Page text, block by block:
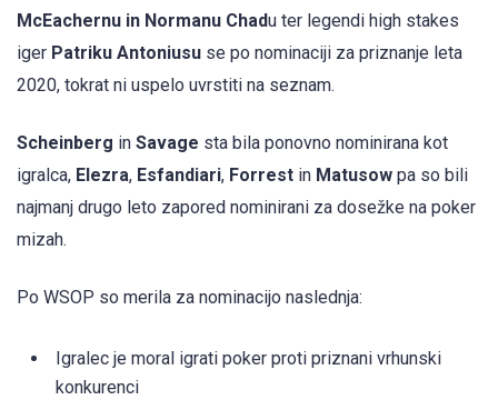
McEachernu in Normanu Chadu ter legendi high stakes
iger Patriku Antoniusu se po nominaciji za priznanje leta
2020, tokrat ni uspelo uvrstiti na seznam.
Scheinberg in Savage sta bila ponovno nominirana kot
igralca, Elezra, Esfandiari, Forrest in Matusow pa so bili
najmanj drugo leto zapored nominirani za dosežke na poker
mizah.
Po WSOP so merila za nominacijo naslednja:
Igralec je moral igrati poker proti priznani vrhunski
konkurenci